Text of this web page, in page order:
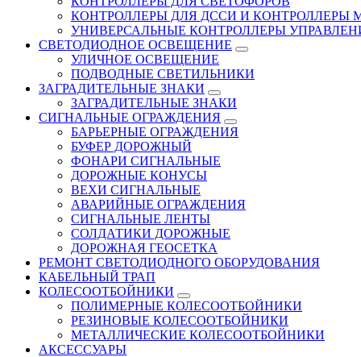
КОНТРОЛЛЕРЫ ДЛЯ ДССИ И КОНТРОЛЛЕРЫ
УНИВЕРСАЛЬНЫЕ КОНТРОЛЛЕРЫ
СВЕТОДИОДНОЕ ОСВЕЩЕНИЕ
УЛИЧНОЕ ОСВЕЩЕНИЕ
ПОДВОДНЫЕ СВЕТИЛЬНИКИ
ЗАГРАДИТЕЛЬНЫЕ ЗНАКИ
ЗАГРАДИТЕЛЬНЫЕ ЗНАКИ
СИГНАЛЬНЫЕ ОГРАЖДЕНИЯ
БАРЬЕРНЫЕ ОГРАЖДЕНИЯ
БУФЕР ДОРОЖНЫЙ
ФОНАРИ СИГНАЛЬНЫЕ
ДОРОЖНЫЕ КОНУСЫ
ВЕХИ СИГНАЛЬНЫЕ
АВАРИЙНЫЕ ОГРАЖДЕНИЯ
СИГНАЛЬНЫЕ ЛЕНТЫ
СОЛДАТИКИ ДОРОЖНЫЕ
ДОРОЖНАЯ ГЕОСЕТКА
РЕМОНТ СВЕТОДИОДНОГО ОБОРУДОВАНИЯ
КАБЕЛЬНЫЙ ТРАП
КОЛЕСООТБОЙНИКИ
ПОЛИМЕРНЫЕ КОЛЕСООТБОЙНИКИ
РЕЗИНОВЫЕ КОЛЕСООТБОЙНИКИ
МЕТАЛЛИЧЕСКИЕ КОЛЕСООТБОЙНИКИ
АКСЕССУАРЫ